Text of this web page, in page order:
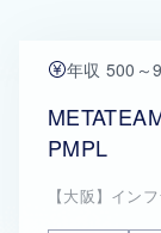
年収 500～
PMPL
【大阪】イン